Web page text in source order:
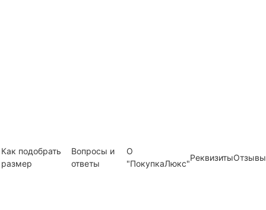
Как подобрать
размер
Вопросы и
ответы
О
"ПокупкаЛюкс"
РеквизитыОтзывы